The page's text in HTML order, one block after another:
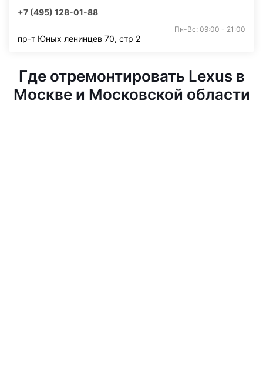
+7 (495) 128-01-88
Пн-Вс: 09:00 - 21:00
пр-т Юных ленинцев 70, стр 2
Где отремонтировать Lexus в
Москве и Московской области